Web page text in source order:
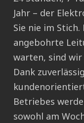
Jahr – der
Sie nie im
angebohrte
warten, sind
Dank
Betriebes
sowohl am